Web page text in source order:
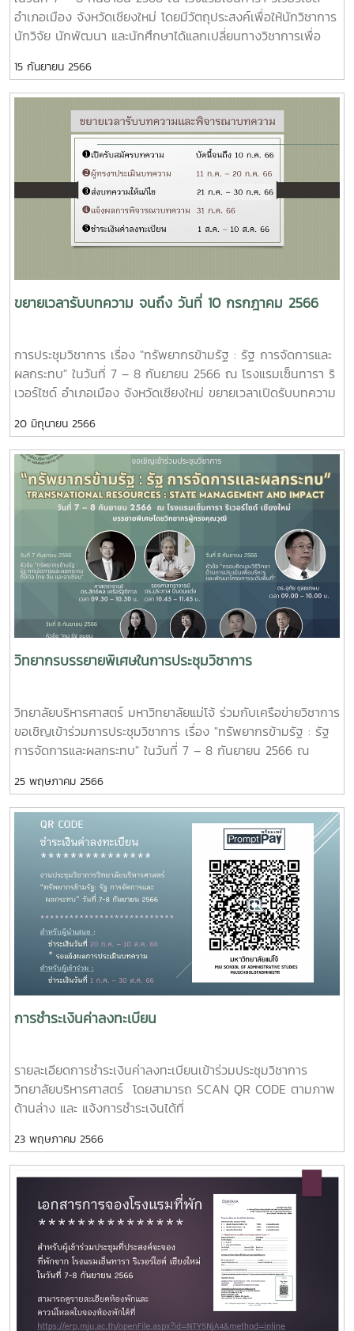
บทความ โดย นายสนั่น ประเสริฐผลงานบทความ ระดับ ดี
จำนวน 3 บทความ ได้แก่บทความเรื่อง “กระแสครูบา-ตนบุญ
บารมี วิถีแห่งล้านนา ในยุคสังคมออนไลน์ “ผู้นำเสนอบทความ
ได้แก่ พระครูปลัดธีร์นวัช ญาณสิทฺธิวาทีบทความเรื่อง “สัญญะใน
พระพุทธรัตนมงคลมหามุนี วัดบูรพาภิราม จังหวัดร้อยเอ็ด”ผู้นำ
เสนอบทความ ได้แก่ ผศ.ดร.ไพฑูรย์ สวนมะไฟบทความเรื่อง
“ครอบครัวและสังคมกับคุณภาพชีวิตด้านความสัมพันธ์ทางสังคม
และด้านสภาพแวดล้อมของกลุ่มชาติพันธุ์ม้ง บ้านแม่แรม ตำบล
เตาปูน อำเภอสอง จังหวัดแพร่”ผู้นำเสนอบทความ ได้แก่ นางสาว
พรพรหม ฆ้องเดชการนำเสนอบทความวันที่ 8 กันยายน
2566ผลงานบทความ ดีเด่น จำนวน 1 บทความ ได้แก่บทความ
เรื่อง “การประยุกต์ใช้เครื่องมือประเมินผลทางด้านเศรษฐกิจและ
สังคมขับเคลื่อนงานชุมชนนวัตกรรม กรณีศึกษา มหาวิทยาลัย
ดร.วารัชต์ มัธยมบุรุษผลงานบทความ ระดับ ดี จำนวน 3
บทความ ได้แก่บทความเรื่อง“การพัฒนาประชาธิปไตยของไต้หวัน
ผศ.ดร.นนท์ น้าประทานสุขบทความเรื่อง“มองปราฎการณ์
ทางการเมืองของ “สงครามเวียดนาม” ภายใต้บริบทแวดล้อมของ
สงครามเย็นผ่านร่องรอยแนวคิดและทฤษฎีการเมืองของอันโตนิโอ
กรัมชี่ และสำนักนีโอกรัมเชี่ยน”“การพัฒนาประชาธิปไตยของ
ไต้หวันในยุคประธานาธิบดีหลี่ เติงฮุย”ผู้นำเสนอบทความ ได้แก่
นายวรพล โชติจิรเดชากุลบทความเรื่อง “บทสำรวจว่าด้วย
เศรษฐกิจการบริโภคภายใต้สภาวะหมอกควันข้ามแดน”ผู้นำเสนอ
บทความ ได้แก่ ผศ.ปฐมพงศ์ มโนหาญทางคณะผู้จัดงาน จะจัด
ส่งใบประกาศเกียรติคุณไปให้แก่เจ้าของผลงานบทความดีเด่นและ
ระดับดี ทางอีเมล์ในลำดับต่อไป
อำเภอเมือง จังหวัดเชียงใหม่ โดยมีวัตถุประสงค์เพื่อให้นักวิชาการ
นักวิจัย นักพัฒนา และนักศึกษาได้แลกเปลี่ยนทางวิชาการเพื่อ
ผลกระทบจากการจัดการทรัพยากร ตลอดจนส่งเสริมให้เกิดเครือ
ข่ายทางวิชาการในการวิจัย การเผยแพร่ผลงานวิจัยสู่สาธารณะและ
การนำผลการวิจัยไปใช้ประโยชน์การประชุมวิชาการในครั้งนี้ ได้รับ
เกียรติจาก รองศาสตราจารย์ ดร.ประภาส ปิ่นตบแต่ง และ
ศาสตราจารย์ ดร.สิทธิพล เครือรัฐติกาล เป็นวิทยากรพิเศษ
บรรยายในหัวข้อ “ทรัพยากรข้ามรัฐ : รัฐ การจัดการและผลกระ
ทบที่มีต่อ ไทย จีน และอาเซียน” และวิทยากรพิเศษ ดร.อุทัย ดุลย
เกษม บรรยายในหัวข้อ “ความขัดแย้งและการจัดการ
ทรัพยากรธรรมชาติข้ามพรมแดน: นัยสำหรับโครงการการประเมิน
ผลกระทบ” นอกจากนี้ ยังมีคณาจารย์ผู้ทรงคุณวุฒิของวิทยาลัย
ช่วยศาสตราจารย์ ดร.ปรารถนา ยศสุข ผู้ช่วยศาสตราจารย์
ดร.ธรรมพร ตันตรา ได้เสวนาในหัวข้อ "คน รัฐ ชุมชนและการอยู่
และนักศึกษามานำเสนอบทความวิจัยและบทความวิชาการ ใน
ประเด็นการพัฒนาบริบทที่เกี่ยวข้องกับทรัพยากร การบริหารงาน
ภาครัฐ และผลกระทบ จำนวน 39 บทความ ซึ่งการจัดประชุม
วิชาการทั้ง 2 วัน มีผู้เข้าร่วมงานทั้งสิ้น 320 คน โดยมาจากเครือ
ข่ายทางวิชาการกว่า 20 สถาบัน/หน่วยงานภาพบรรยายกาศใน
งานประชุม
วิชาการhttps://drive.google.com/drive/folders/
usp=sharing
15 กันยายน 2566
ขยายเวลารับบทความ จนถึง วันที่ 10 กรกฎาคม 2566
การประชุมวิชาการ เรื่อง "ทรัพยากรข้ามรัฐ : รัฐ การจัดการและ
ผลกระทบ" ในวันที่ 7 – 8 กันยายน 2566 ณ โรงแรมเซ็นทารา ริ
เวอร์ไซด์ อำเภอเมือง จังหวัดเชียงใหม่ ขยายเวลาเปิดรับบทความ
จนถึงวันที่ 10 กรกฎาคม 2566ผู้ทรงคุณวุฒิประเมิน
บทความ 11 กรกฎาคม – 20 กรกฎาคม 2566ส่ง
บทความให้แก้ไข 21 กรกฎาคม –
30 กรกฎาคม 2566แจ้งผลการพิจารณาบทความ
31 กรกฎาคม 2566ชำระเงินค่าลงทะเบียน (ผู้นำเสนอ)
1 สิงหาคม – 10 สิงหาคม 2566ชำระเงินค่าลงทะเบียน (ผู้เข้า
ร่วม) 1 กรกฎาคม 2566 – 30 สิงหาคม 2566สามารถลง
ทะเบียนส่งบทความได้ที่
https://docs.google.com/forms/d/e/
p7g/viewform
20 มิถุนายน 2566
วิทยากรบรรยายพิเศษในการประชุมวิชาการ
วิทยาลัยบริหารศาสตร์ มหาวิทยาลัยแม่โจ้ ร่วมกับเครือข่ายวิชาการ
ขอเชิญเข้าร่วมการประชุมวิชาการ เรื่อง "ทรัพยากรข้ามรัฐ : รัฐ
การจัดการและผลกระทบ" ในวันที่ 7 – 8 กันยายน 2566 ณ
วัตถุประสงค์เพื่อให้นักวิชาการ นักวิจัย นักพัฒนา และนักศึกษาได้
แลกเปลี่ยนทางวิชาการเพื่อพัฒนาบริบทที่เกี่ยวข้องกับทรัพยากร
การบริหารงานภาครัฐ และผลกระทบจากการจัดการ
ทรัพยากร ตลอดจนเพื่อส่งเสริมให้เกิดเครือข่ายทางวิชาการและ
เผยแพร่ผลงานวิจัยสู่สาธารณะและนำผลการวิจัยไปใช้ประโยชน์
โดยมีกำหนดการจัดประชุมวิชาการและวิทยากรผู้ทรงคุณวุฒิดังนี้
วันที่ 7 กันยายน 2566เวลา 09.00 – 09.30 น. พิธีเปิดงาน
ประชุมวิชาการวิทยาลัยบริหารศาสตร์เวลา 09.30 – 10.30 น.
บรรยายพิเศษ หัวข้อ “ทรัพยากรข้ามรัฐ : รัฐ การจัดการและผลก
ระทบ ที่มีต่อไทยและอาเซียน”
โดย รองศาสตราจารย์ ดร.ประภาส
ปิ่นตบแต่งเวลา 10.30 – 10.45 น. พักรับประทานอาหารว่างเวลา
10.45 – 11.45 น. บรรยายพิเศษ หัวข้อ “ทรัพยากรข้ามรัฐ : รัฐ
ศาสตราจารย์ ดร.สิทธิพล เครือรัฐติกาลเวลา 11.45 – 12.00 น.
ถาม-ตอบคำถาม แก่ผู้ที่สนใจเวลา 12.00 – 13.00 น. รับประทาน
อาหารกลางวันเวลา 13.00 – 16.00 น. นำเสนอผลงานทาง
วันที่ 1วันที่ 8 กันยายน 2566เวลา 09.00 – 10.00 น. บรรยาย
พิเศษ หัวข้อ “กรอบคิดและวิธีวิทยาในการใช้องค์ความรู้ด้านการ
โครงการในระดับพื้นที่” โดย
ดร.อุทัย ดุลยเกษมเวลา 10.00 – 12.00 น. นำเสนอผลงานทาง
วิชาการในห้องย่อยเวลา 12.00 – 13.00 น. รับประทานอาหาร
กลางวันเวลา 13.00 – 15.00 น. Closing Keynote หัวข้อ “คน
รัฐ ชุมชนและการอยู่ร่วมกัน” โดย
รศ.ดร.บงกชมาศ เอกเอี่ยม
ผศ.ดร.ปรารถนา ยศสุข
25 พฤษภาคม 2566
การชำระเงินค่าลงทะเบียน
รายละเอียดการชำระเงินค่าลงทะเบียนเข้าร่วมประชุมวิชาการ
วิทยาลัยบริหารศาสตร์ โดยสามารถ SCAN QR CODE ตามภาพ
ด้านล่าง และ แจ้งการชำระเงินได้ที่
U7xEZw/viewform โดยมีอัตราค่าลงทะเบียนดังนี้นักวิชาการ
นักศึกษาระดับบัณฑิตศึกษา และบุคคลทั่วไปผู้นำเสนอ 1,500
บาท ผู้สนใจเข้าร่วม 1,000 บาท นักศึกษา (ระดับปริญญา
ตรี)ผู้นำเสนอ 600 บาท ผู้สนใจเข้าร่วม 600 บาท
วันเวลาในการชำระเงินผู้นำเสนอ วันที่ 20 ก.ค. - 10 ส.ค.
2566 (*รอการแจ้งผลการพิจารณาบทความ) ผู้สนใจเข้า
ร่วม วันที่ 1 ก.ค. - 30 ส.ค. 2566
23 พฤษภาคม 2566